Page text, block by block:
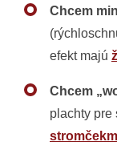
Chcem
efekt majú
Chcem
plachty pre